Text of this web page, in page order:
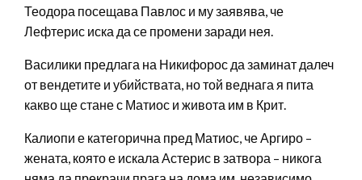
Теодора посещава Павлос и му заявява, че
Лефтерис иска да се промени заради нея.
Василики предлага на Никифорос да заминат далеч
от вендетите и убийствата, но той веднага я пита
какво ще стане с Матиос и живота им в Крит.
Калиопи е категорична пред Матиос, че Аргиро –
жената, която е искала Астерис в затвора – никога